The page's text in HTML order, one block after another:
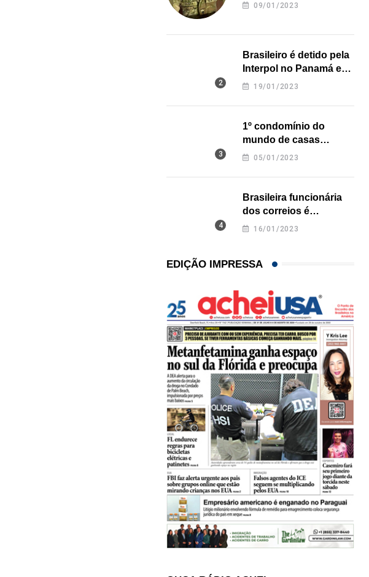
09/01/2023
Brasileiro é detido pela
Interpol no Panamá e
pode pegar prisão
19/01/2023
1º condomínio do
mundo de casas
impressas em 3D é
05/01/2023
Brasileira funcionária
dos correios é
assassinada a facadas
16/01/2023
EDIÇÃO IMPRESSA